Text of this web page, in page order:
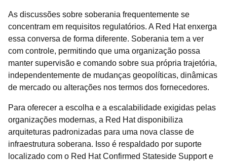
As discussões sobre soberania frequentemente se
concentram em requisitos regulatórios. A Red Hat enxerga
essa conversa de forma diferente. Soberania tem a ver
com controle, permitindo que uma organização possa
manter supervisão e comando sobre sua própria trajetória,
independentemente de mudanças geopolíticas, dinâmicas
de mercado ou alterações nos termos dos fornecedores.
Para oferecer a escolha e a escalabilidade exigidas pelas
organizações modernas, a Red Hat disponibiliza
arquiteturas padronizadas para uma nova classe de
infraestrutura soberana. Isso é respaldado por suporte
localizado com o Red Hat Confirmed Stateside Support e